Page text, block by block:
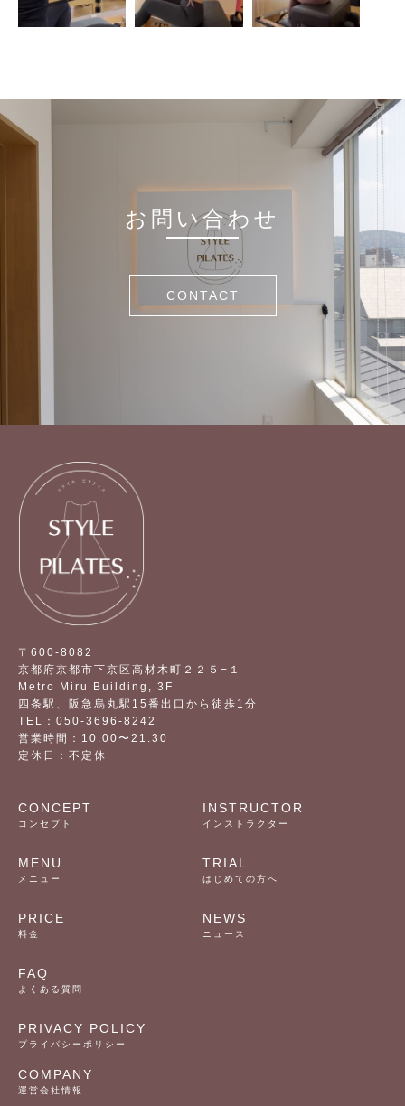
お問い合わせ
CONTACT
〒600-8082
京都府京都市下京区高材木町２２５−１
Metro Miru Building, 3F
四条駅、阪急烏丸駅15番出口から徒歩1分
TEL：050-3696-8242
営業時間：10:00〜21:30
定休日：不定休
CONCEPT
コンセプト
INSTRUCTOR
インストラクター
MENU
メニュー
TRIAL
はじめての方へ
PRICE
料金
NEWS
ニュース
FAQ
よくある質問
PRIVACY POLICY
プライパシーポリシー
COMPANY
運営会社情報